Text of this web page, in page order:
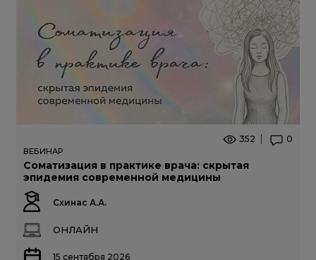
352 0
ВЕБИНАР
Соматизация в практике врача: скрытая
эпидемия современной медицины
Схинас А.А.
ОНЛАЙН
15 сентября 2026